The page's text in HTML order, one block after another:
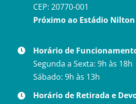
CEP: 20770-001
Próximo ao Estádio
Horário de
Segunda a Sexta: 9h às 18h
Sábado: 9h às 13h
Horário de Retirada e